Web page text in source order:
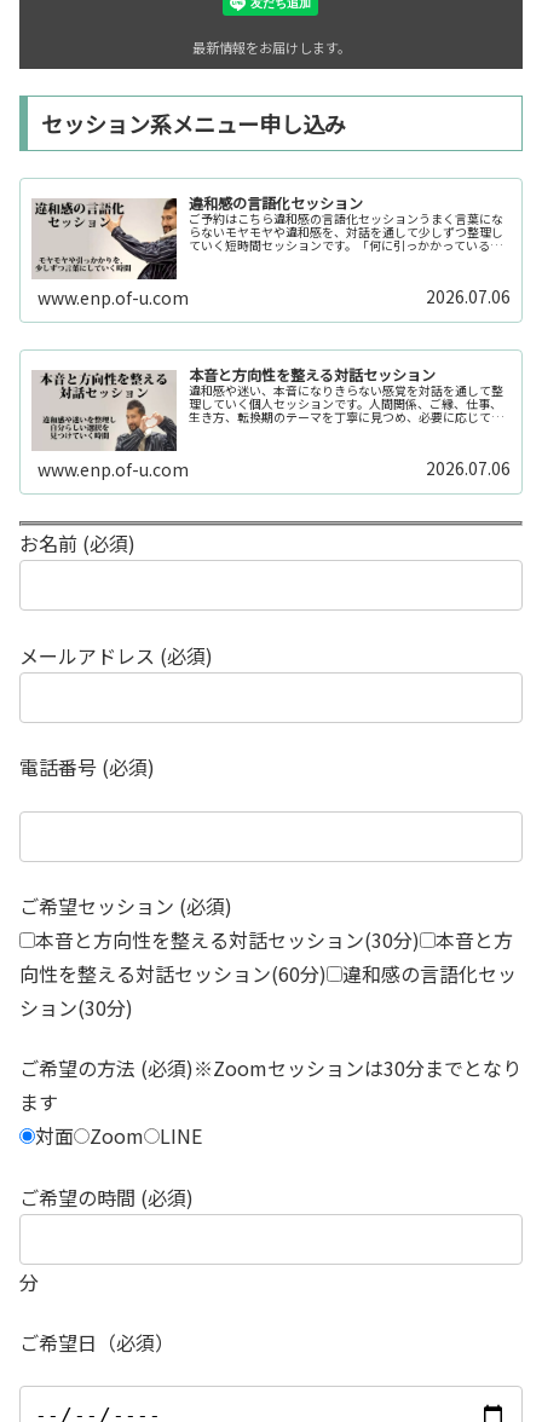
最新情報をお届けします。
セッション系メニュー申し込み
違和感の言語化セッション
ご予約はこちら違和感の言語化セッションうまく言葉にな
らないモヤモヤや違和感を、対話を通して少しずつ整理し
ていく短時間セッションです。「何に引っかかっているの
www.enp.of-u.com 2026.07.06
本音と方向性を整える対話セッション
違和感や迷い、本音になりきらない感覚を対話を通して整
理していく個人セッションです。人間関係、ご縁、仕事、
生き方、転換期のテーマを丁寧に見つめ、必要に応じてカ
www.enp.of-u.com 2026.07.06
お名前 (必須)
メールアドレス (必須)
電話番号 (必須)
ご希望セッション (必須)
本音と方向性を整える対話セッション(30分) 本音と方
向性を整える対話セッション(60分) 違和感の言語化セッ
ション(30分)
ご希望の方法 (必須)※Zoomセッションは30分までとなり
ます
対面 Zoom LINE
ご希望の時間 (必須)
分
ご希望日（必須）